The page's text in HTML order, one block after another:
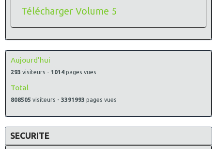
Télécharger Volume 5
Aujourd'hui
293 visiteurs - 1014 pages vues
Total
808505 visiteurs - 3391993 pages vues
SECURITE